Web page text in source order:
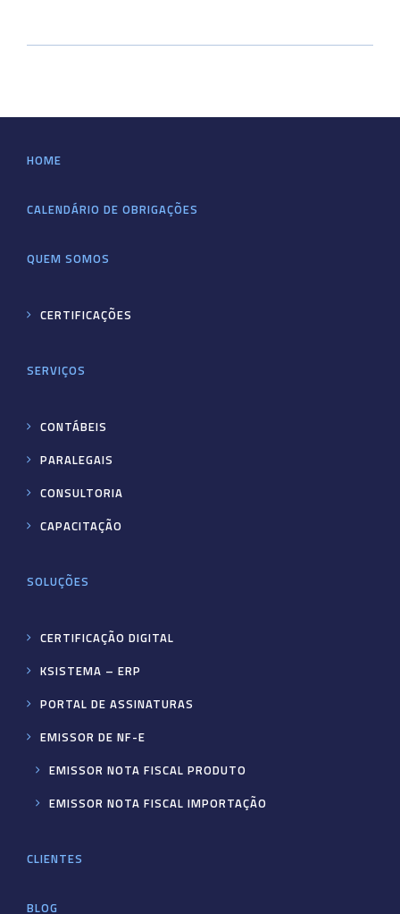
HOME
CALENDÁRIO DE OBRIGAÇÕES
QUEM SOMOS
CERTIFICAÇÕES
SERVIÇOS
CONTÁBEIS
PARALEGAIS
CONSULTORIA
CAPACITAÇÃO
SOLUÇÕES
CERTIFICAÇÃO DIGITAL
KSISTEMA – ERP
PORTAL DE ASSINATURAS
EMISSOR DE NF-E
EMISSOR NOTA FISCAL PRODUTO
EMISSOR NOTA FISCAL IMPORTAÇÃO
CLIENTES
BLOG